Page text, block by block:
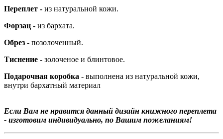
Переплет - из натуральной кожи.
Форзац - из бархата.
Обрез - позолоченный.
Тиснение - золоченое и блинтовое.
Подарочная коробка - выполнена из натуральной кожи,
внутри бархатный материал
Если Вам не нравится данный дизайн книжного переплета
- изготовим индивидуально, по Вашим пожеланиям!